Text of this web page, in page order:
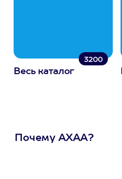
3200
Весь каталог
Почему АХАА?